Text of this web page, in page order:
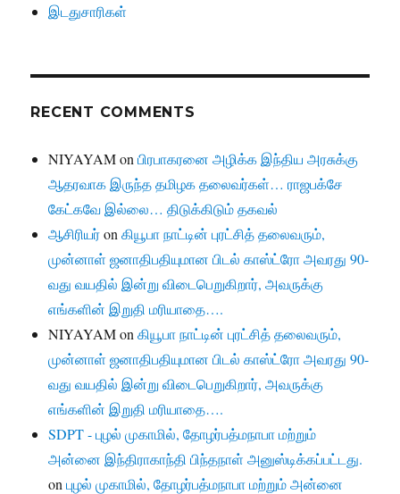
இடதுசாரிகள்
RECENT COMMENTS
NIYAYAMonபிரபாகரனை அழிக்க இந்திய அரசுக்கு
ஆதரவாக இருந்த தமிழக தலைவர்கள்… ராஜபக்சே
கேட்கவே இல்லை… திடுக்கிடும் தகவல்
ஆசிரியர்onகியூபா நாட்டின் புரட்சித் தலைவரும்,
முன்னாள் ஜனாதிபதியுமான பிடல் காஸ்ட்ரோ அவரது 90-
வது வயதில் இன்று விடைபெறுகிறார், அவருக்கு
எங்களின் இறுதி மரியாதை….
NIYAYAMonகியூபா நாட்டின் புரட்சித் தலைவரும்,
முன்னாள் ஜனாதிபதியுமான பிடல் காஸ்ட்ரோ அவரது 90-
வது வயதில் இன்று விடைபெறுகிறார், அவருக்கு
எங்களின் இறுதி மரியாதை….
SDPT - புழல் முகாமில், தோழர்பத்மநாபா மற்றும்
அன்னை இந்திராகாந்தி பிந்தநாள் அனுஸ்டிக்கப்பட்டது.
onபுழல் முகாமில், தோழர்பத்மநாபா மற்றும் அன்னை